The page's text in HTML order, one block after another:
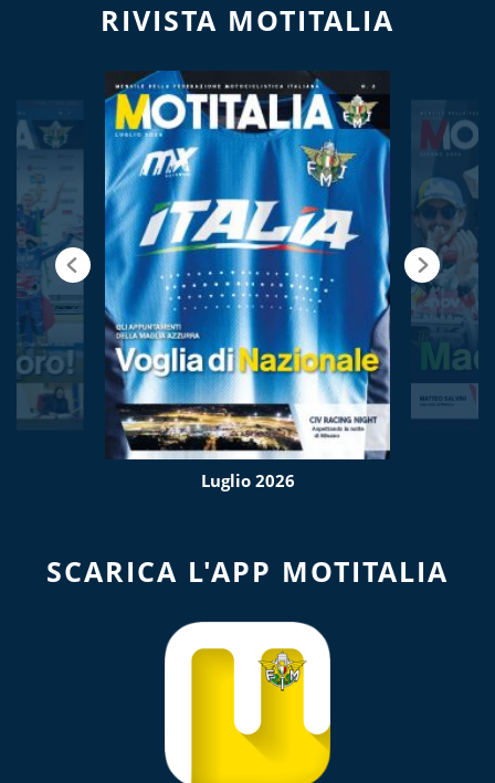
RIVISTA MOTITALIA
Luglio 2026
SCARICA L'APP MOTITALIA